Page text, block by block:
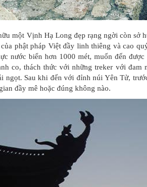
một Vịnh Hạ Long đẹp rạng ngời còn sở
phật pháp Việt đầy linh thiêng và cao
nước biển hơn 1000 mét, muốn đến
co, thách thức với những treker với đam
ngọt. Sau khi đến với đỉnh núi Yên Tử,
đầy mê hoặc đúng không nào.